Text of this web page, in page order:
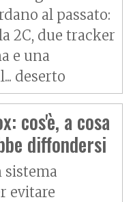
al passato:
2C, due tracker
e una
deserto
cos'è, a cosa
diffondersi
sistema
evitare